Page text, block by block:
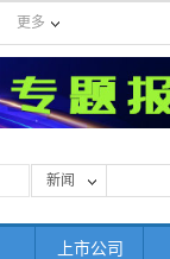
更多
新闻
上市公司